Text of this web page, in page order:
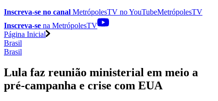
Inscreva-se no canal MetrópolesTV noYouTubeMetrópolesTV
Inscreva-se na MetrópolesTV
Página Inicial
Brasil
Brasil
Lula faz reunião ministerial em meio a
pré-campanha e crise com EUA